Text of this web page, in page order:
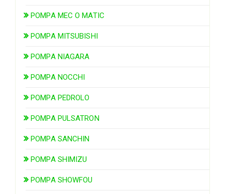
POMPA MEC O MATIC
POMPA MITSUBISHI
POMPA NIAGARA
POMPA NOCCHI
POMPA PEDROLO
POMPA PULSATRON
POMPA SANCHIN
POMPA SHIMIZU
POMPA SHOWFOU